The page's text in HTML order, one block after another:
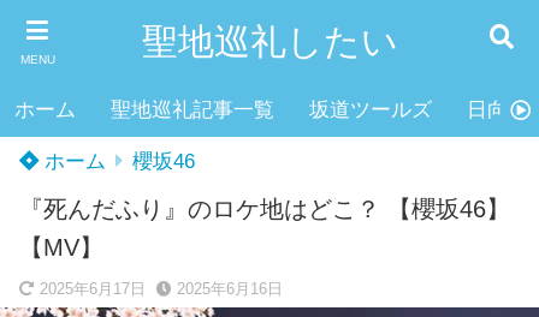
MENU 聖地巡礼したい
ホーム 聖地巡礼記事一覧 坂道ツールズ 日向坂
ホーム 櫻坂46
『死んだふり』のロケ地はどこ？ 【櫻坂46】
【MV】
2025年6月17日 2025年6月16日